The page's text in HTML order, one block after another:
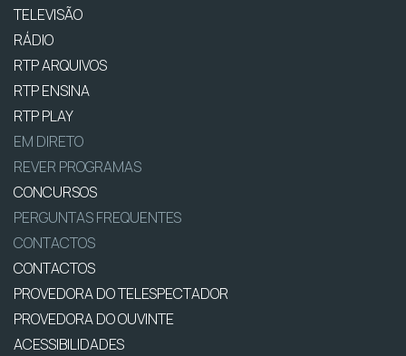
TELEVISÃO
RÁDIO
RTP ARQUIVOS
RTP ENSINA
RTP PLAY
EM DIRETO
REVER PROGRAMAS
CONCURSOS
PERGUNTAS FREQUENTES
CONTACTOS
CONTACTOS
PROVEDORA DO TELESPECTADOR
PROVEDORA DO OUVINTE
ACESSIBILIDADES